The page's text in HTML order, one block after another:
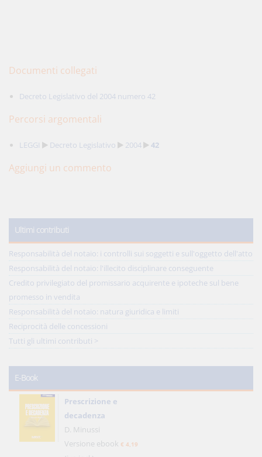
Documenti collegati
Decreto Legislativo del 2004 numero 42
Percorsi argomentali
LEGGI Decreto Legislativo 2004 42
Aggiungi un commento
Ultimi contributi
Responsabilità del notaio: i controlli sui soggetti e sull'oggetto dell'atto
Responsabilità del notaio: l'illecito disciplinare conseguente
Credito privilegiato del promissario acquirente e ipoteche sul bene
promesso in vendita
Responsabilità del notaio: natura giuridica e limiti
Reciprocità delle concessioni
Tutti gli ultimi contributi >
E-Book
Prescrizione e
decadenza
D. Minussi
Versione ebook € 4,19